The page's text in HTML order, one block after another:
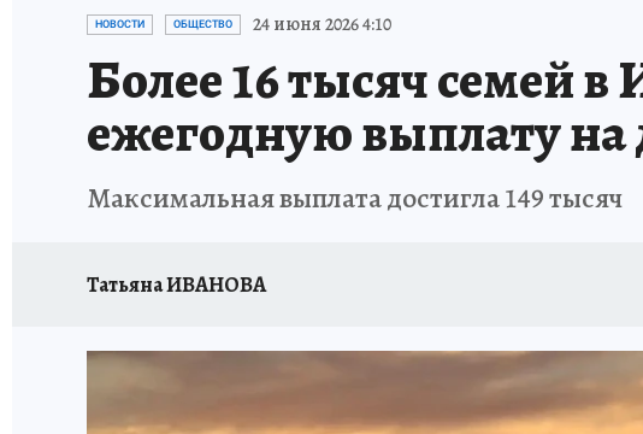
ПРОИСШЕСТВИЯ АФИША
НОВОСТИ ОБЩЕСТВО 24 июня 2026 4:10
Более 16 тысяч семей
ежегодную выплату на
Максимальная выплата достигла 149 тысяч
Татьяна ИВАНОВА